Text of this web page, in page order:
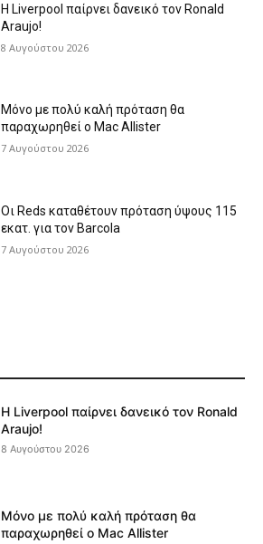
Η Liverpool παίρνει δανεικό τον Ronald
Araujo!
8 Αυγούστου 2026
Μόνο με πολύ καλή πρόταση θα
παραχωρηθεί ο Mac Allister
7 Αυγούστου 2026
Οι Reds καταθέτουν πρόταση ύψους 115
εκατ. για τον Barcola
7 Αυγούστου 2026
Η Liverpool παίρνει δανεικό τον Ronald
Araujo!
8 Αυγούστου 2026
Μόνο με πολύ καλή πρόταση θα
παραχωρηθεί ο Mac Allister